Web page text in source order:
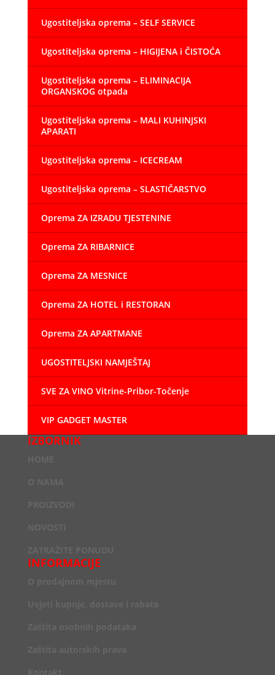
Ugostiteljska oprema – SELF SERVICE
Ugostiteljska oprema – HIGIJENA i ČISTOĆA
Ugostiteljska oprema – ELIMINACIJA
ORGANSKOG otpada
Ugostiteljska oprema – MALI KUHINJSKI
APARATI
Ugostiteljska oprema – ICECREAM
Ugostiteljska oprema – SLASTIČARSTVO
Oprema ZA IZRADU TJESTENINE
Oprema ZA RIBARNICE
Oprema ZA MESNICE
Oprema ZA HOTEL i RESTORAN
Oprema ZA APARTMANE
UGOSTITELJSKI NAMJEŠTAJ
SVE ZA VINO Vitrine-Pribor-Točenje
VIP GADGET MASTER
IZBORNIK
INFORMACIJE